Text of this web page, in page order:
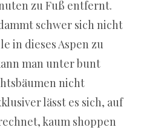
zu Fuß entfernt.
schwer sich nicht
in dieses Aspen zu
man unter bunt
nicht
lässt es sich, auf
kaum shoppen